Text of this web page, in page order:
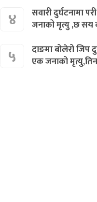
४
सवारी दुर्घटनामा
जनाको मृत्यु ,छ सय
५
दाङमा बोलेरो जिप
एक जनाको